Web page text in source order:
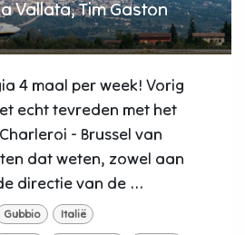
Vallata, Tim Gaston
4 maal per week! Vorig
echt tevreden met het
- Brussel van
dat weten, zowel aan
directie van de ...
Gubbio Italië